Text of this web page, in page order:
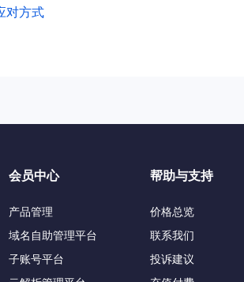
对方式
会员中心
产品管理
域名自助管理平台
子账号平台
帮助与支持
价格总览
联系我们
投诉建议